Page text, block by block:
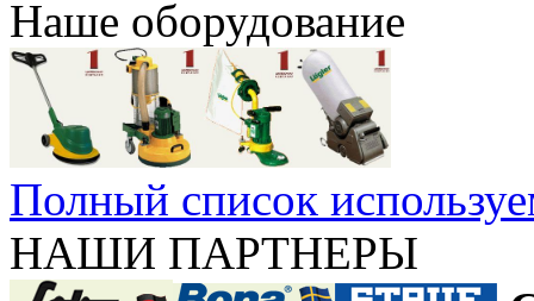
Наше оборудование
Полный список
НАШИ ПАРТНЕРЫ